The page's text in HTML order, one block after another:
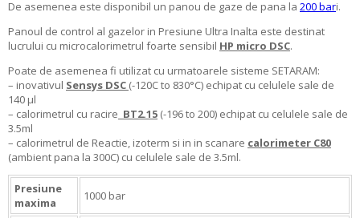
De asemenea este disponibil un panou de gaze de pana la 200 bari.
Panoul de control al gazelor in Presiune Ultra Inalta este destinat
lucrului cu microcalorimetrul foarte sensibil HP micro DSC.
Poate de asemenea fi utilizat cu urmatoarele sisteme SETARAM:
– inovativul Sensys DSC (-120C to 830°C) echipat cu celulele sale de
140 µl
– calorimetrul cu racire BT2.15 (-196 to 200) echipat cu celulele sale de
3.5ml
– calorimetrul de Reactie, izoterm si in in scanare calorimeter C80
(ambient pana la 300C) cu celulele sale de 3.5ml.
Presiune
maxima
1000 bar